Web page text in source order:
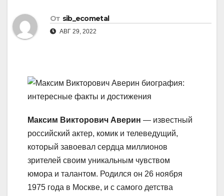
От sib_ecometal
АВГ 29, 2022
Максим Викторович Аверин — известный
российский актер, комик и телеведущий,
который завоевал сердца миллионов
зрителей своим уникальным чувством
юмора и талантом. Родился он 26 ноября
1975 года в Москве, и с самого детства